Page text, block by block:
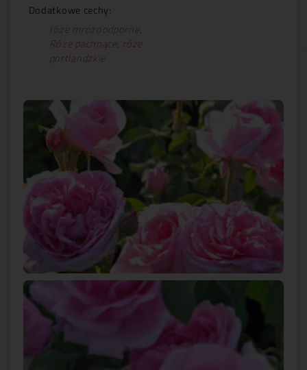
Dodatkowe cechy:
róże mrozoodporne,
Róże pachnące, róże
portlandzkie